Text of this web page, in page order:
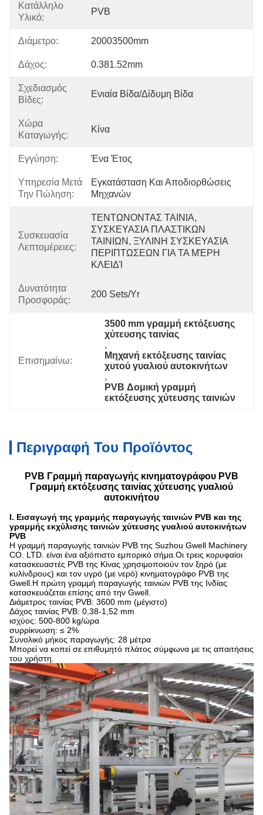
Κατάλληλο
Υλικό:
PVB
Διάμετρο: 20003500mm
Δάχος: 0.381.52mm
Σχεδιασμός
Βίδες:
Ενιαία Βίδα/δίδυμη Βίδα
Χώρα
Καταγωγής:
Κίνα
Εγγύηση: Ένα Έτος
Υπηρεσία Μετά
Την Πώληση:
Εγκατάσταση Και Αποδιορθώσεις
Μηχανών
Συσκευασία
Λεπτομέρειες:
ΤΕΝΤΩΝΟΝΤΑΣ ΤΑΙΝΙΑ,
ΣΥΣΚΕΥΑΣΙΑ ΠΛΑΣΤΙΚΩΝ
ΤΑΙΝΙΩΝ, ΞΥΛΙΝΗ ΣΥΣΚΕΥΑΣΙΑ
ΠΕΡΙΠΤΩΣΕΩΝ ΓΙΑ ΤΑ ΜΈΡΗ
ΚΛΕΙΔΊ
Δυνατότητα
Προσφοράς:
200 Sets/yr
Επισημαίνω:
3500 mm γραμμή εκτόξευσης
χύτευσης ταινίας
,
Μηχανή εκτόξευσης ταινίας
χυτού γυαλιού αυτοκινήτων
,
PVB Δομική γραμμή
εκτόξευσης χύτευσης ταινιών
Περιγραφή Του Προϊόντος
PVB Γραμμή παραγωγής κινηματογράφου PVB
Γραμμή εκτόξευσης ταινίας χύτευσης γυαλιού
αυτοκινήτου
Ι. Εισαγωγή της γραμμής παραγωγής ταινιών PVB και της
γραμμής εκχύλισης ταινιών χύτευσης γυαλιού αυτοκινήτων
PVB
Η γραμμή παραγωγής ταινιών PVB της Suzhou Gwell Machinery
CO. LTD. είναι ένα αξιόπιστο εμπορικό σήμα.Οι τρεις κορυφαίοι
κατασκευαστές PVB της Κίνας χρησιμοποιούν τον ξηρό (με
κυλίνδρους) και τον υγρό (με νερό) κινηματογράφο PVB της
Gwell.Η πρώτη γραμμή παραγωγής ταινιών PVB της Ινδίας
κατασκευάζεται επίσης από την Gwell.
Διάμετρος ταινίας PVB: 3600 mm (μέγιστο)
Δάχος ταινίας PVB: 0,38-1,52 mm
ισχύος: 500-800 kg/ώρα
συρρίκνωση: ≤ 2%
Συνολικό μήκος παραγωγής: 28 μέτρα
Μπορεί να κοπεί σε επιθυμητό πλάτος σύμφωνα με τις απαιτήσεις
του χρήστη.